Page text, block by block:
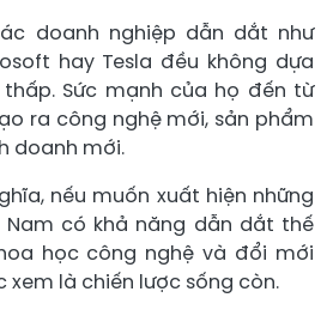
doanh nghiệp dẫn dắt như
hay Tesla đều không dựa
Sức mạnh của họ đến từ
ra công nghệ mới, sản phẩm
doanh mới.
nếu muốn xuất hiện những
Nam có khả năng dẫn dắt thế
học công nghệ và đổi mới
là chiến lược sống còn.